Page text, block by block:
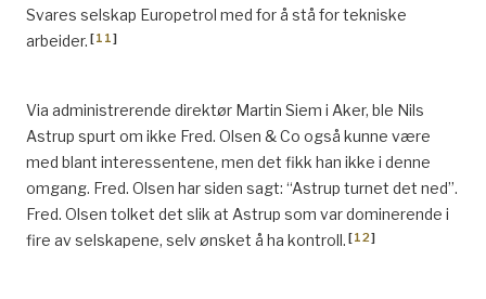
Svares selskap Europetrol med for å stå for tekniske
arbeider. [11]
Via administrerende direktør Martin Siem i Aker, ble Nils
Astrup spurt om ikke Fred. Olsen & Co også kunne være
med blant interessentene, men det fikk han ikke i denne
omgang. Fred. Olsen har siden sagt: “Astrup turnet det ned”.
Fred. Olsen tolket det slik at Astrup som var dominerende i
fire av selskapene, selv ønsket å ha kontroll. [12]